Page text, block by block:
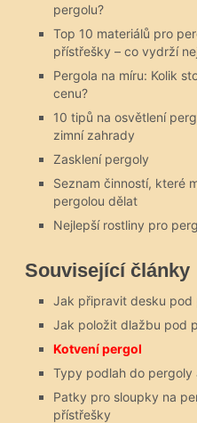
pergolu?
Top 10 materiálů pro
přístřešky – co vydrží
Pergola na míru: Kolik
cenu?
10 tipů na osvětlení
zimní zahrady
Zasklení pergoly
Seznam činností, které
pergolou dělat
Nejlepší rostliny pro
Související články
Jak připravit desku pod
Jak položit dlažbu pod
Kotvení pergol
Typy podlah do pergoly
Patky pro sloupky na
přístřešky